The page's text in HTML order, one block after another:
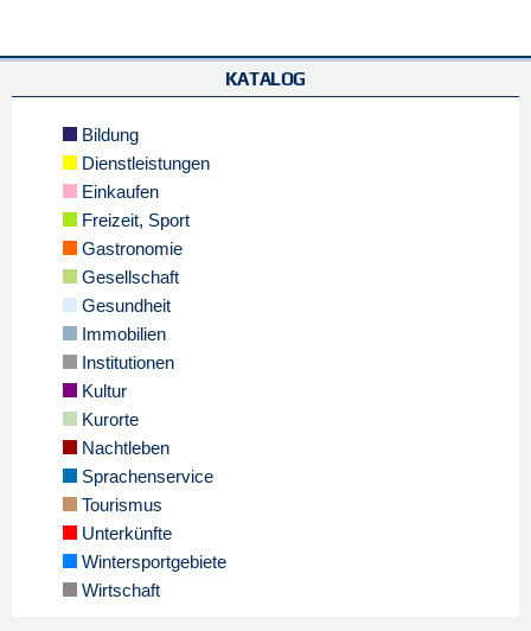
KATALOG
Bildung
Dienstleistungen
Einkaufen
Freizeit, Sport
Gastronomie
Gesellschaft
Gesundheit
Immobilien
Institutionen
Kultur
Kurorte
Nachtleben
Sprachenservice
Tourismus
Unterkünfte
Wintersportgebiete
Wirtschaft